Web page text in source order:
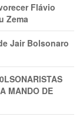
Flávio
Zema
Jair Bolsonaro
MANDO DE